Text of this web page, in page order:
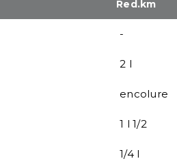
Red.km
-
2 l
encolure
1 l 1/2
1/4 l